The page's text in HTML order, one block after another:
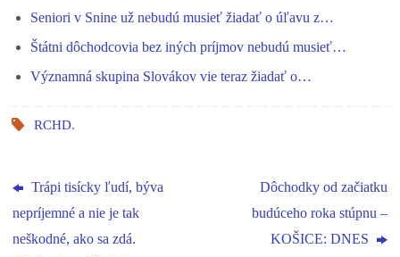
Seniori v Snine už nebudú musieť žiadať o úľavu z…
Štátni dôchodcovia bez iných príjmov nebudú musieť…
Významná skupina Slovákov vie teraz žiadať o…
RCHD.
Trápi tisícky ľudí, býva
nepríjemné a nie je tak
neškodné, ako sa zdá.
Dôchodky od začiatku
budúceho roka stúpnu –
KOŠICE: DNES